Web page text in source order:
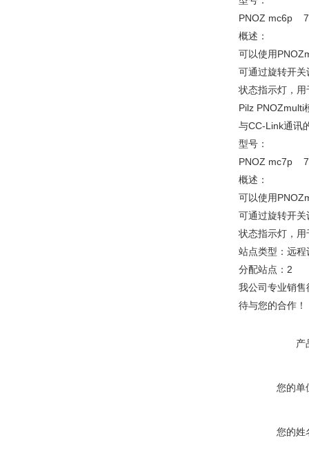
PNOZ mc6p
概述：
可以使用
可通过旋转开
状态指示灯，
Pilz PNOZmulti
与CC-Link通讯
型号：
PNOZ mc7p
概述：
可以使用
可通过旋转开
状态指示灯，
站点类型：远程
分配站点：2
我公司专业销
待与您的合作！
产
您的单
您的姓